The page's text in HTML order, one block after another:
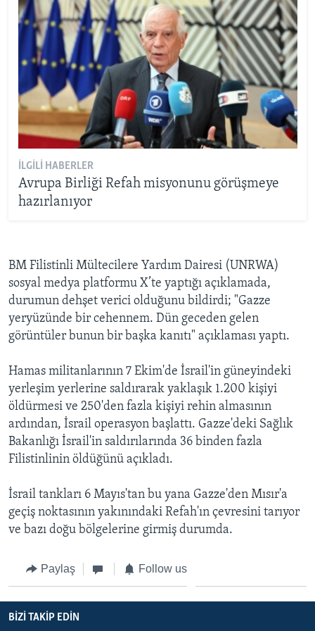
İLGILI HABERLER
Avrupa Birliği Refah misyonunu görüşmeye
hazırlanıyor
BM Filistinli Mültecilere Yardım Dairesi (UNRWA)
sosyal medya platformu X’te yaptığı açıklamada,
durumun dehşet verici olduğunu bildirdi; "Gazze
yeryüzünde bir cehennem. Dün geceden gelen
görüntüler bunun bir başka kanıtı" açıklaması yaptı.
Hamas militanlarının 7 Ekim'de İsrail'in güneyindeki
yerleşim yerlerine saldırarak yaklaşık 1.200 kişiyi
öldürmesi ve 250'den fazla kişiyi rehin almasının
ardından, İsrail operasyon başlattı. Gazze'deki Sağlık
Bakanlığı İsrail'in saldırılarında 36 binden fazla
Filistinlinin öldüğünü açıkladı.
İsrail tankları 6 Mayıs'tan bu yana Gazze'den Mısır'a
geçiş noktasının yakınındaki Refah'ın çevresini tarıyor
ve bazı doğu bölgelerine girmiş durumda.
Paylaş Follow us
BIZI TAKIP EDIN